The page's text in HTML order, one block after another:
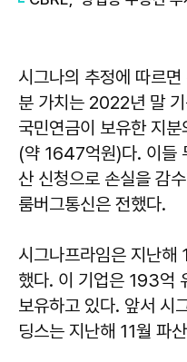
시그나의 추정에 따르
분 가치는 2022년 말
국민연금이 보유한 지
(약 1647억원)다. 이들
산 신청으로 손실을 감
룸버그통신은 전했다.
시그나프라임은 지난해
했다. 이 기업은 193억
보유하고 있다. 앞서 시
딩스는 지난해 11월 파